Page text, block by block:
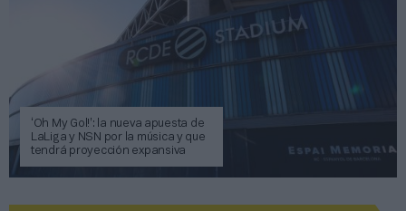
‘Oh My Gol!’: la nueva apuesta de
LaLiga y NSN por la música y que
tendrá proyección expansiva